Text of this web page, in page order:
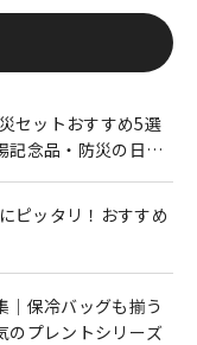
セットおすすめ5選
記念品・防災の日に
ピッタリ！おすすめ
｜保冷バッグも揃う
のプレントシリーズ